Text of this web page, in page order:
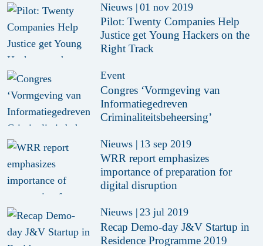
Nieuws | 01 nov 2019
Pilot: Twenty Companies Help
Justice get Young Hackers on the
Right Track
Event
Congres ‘Vormgeving van
Informatiegedreven
Criminaliteitsbeheersing’
Nieuws | 13 sep 2019
WRR report emphasizes
importance of preparation for
digital disruption
Nieuws | 23 jul 2019
Recap Demo-day J&V Startup in
Residence Programme 2019